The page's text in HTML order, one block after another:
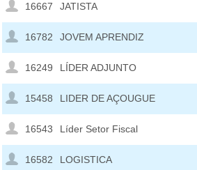
16667 JATISTA
16782 JOVEM APRENDIZ
16249 LÍDER ADJUNTO
15458 LIDER DE AÇOUGUE
16543 Líder Setor Fiscal
16582 LOGISTICA